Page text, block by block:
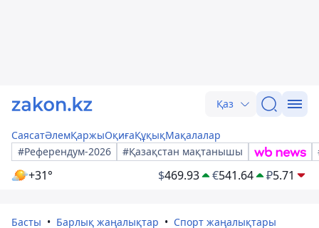
Қаз
СаясатӘлемҚаржыОқиғаҚұқықМақалалар
#Референдум-2026
#Қазақстан мақтанышы
+31° $469.93 €541.64 ₽5.71
Басты Барлық жаңалықтар Спорт жаңалықтары